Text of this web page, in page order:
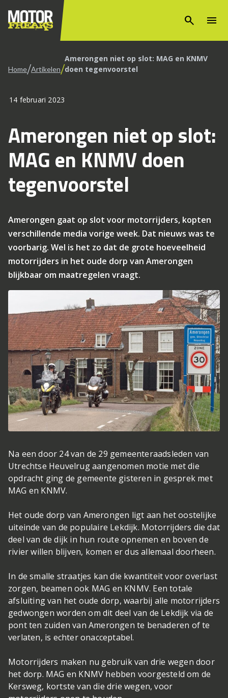
search menu
Home/Artikelen/Amerongen niet op slot: MAG en KNMV
doen tegenvoorstel
14 februari 2023
Amerongen niet op slot:
MAG en KNMV doen
tegenvoorstel
Amerongen gaat op slot voor motorrijders, kopten
verschillende media vorige week. Dat nieuws was te
voorbarig. Wel is het zo dat de grote hoeveelheid
motorrijders in het oude dorp van Amerongen
blijkbaar om maatregelen vraagt.
Na een door 24 van de 29 gemeenteraadsleden van
Utrechtse Heuvelrug aangenomen motie met die
opdracht ging de gemeente gisteren in gesprek met
MAG en KNMV.
Het oude dorp van Amerongen ligt aan het oostelijke
uiteinde van de populaire Lekdijk. Motorrijders die dat
deel van de dijk in hun route opnemen en boven de
rivier willen blijven, komen er dus allemaal doorheen.
In de smalle straatjes kan die kwantiteit voor overlast
zorgen, beamen ook MAG en KNMV. Een totale
afsluiting van het oude dorp, waarbij alle motorrijders
gedwongen worden om dit deel van de Lekdijk via de
pont ten zuiden van Amerongen te benaderen of te
verlaten, is echter onacceptabel.
Motorrijders maken nu gebruik van drie wegen door
het dorp. MAG en KNMV hebben voorgesteld om de
Kersweg, kortste van die drie wegen, voor